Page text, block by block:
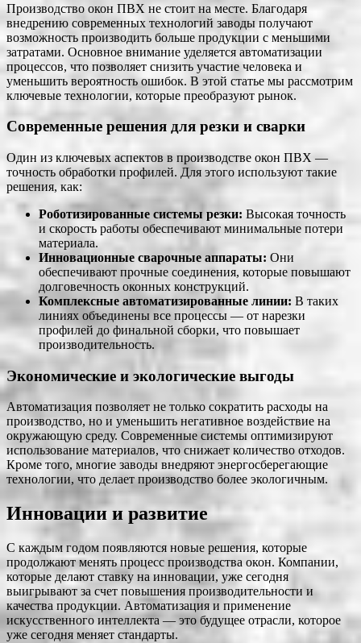
Производство окон ПВХ не стоит на месте. Благодаря
внедрению современных технологий заводы получают
возможность производить больше продукции с меньшими
затратами. Основное внимание уделяется автоматизации
процессов, что позволяет снизить участие человека и
уменьшить вероятность ошибок. В этой статье мы рассмотрим
ключевые технологии, которые преобразуют рынок.
Современные решения для резки и сварки
Один из ключевых аспектов в производстве окон ПВХ —
точность обработки профилей. Для этого используют такие
решения, как:
Роботизированные системы резки: Высокая точность
и скорость работы обеспечивают минимальные потери
материала.
Инновационные сварочные аппараты: Они
обеспечивают прочные соединения, которые повышают
долговечность оконных конструкций.
Комплексные автоматизированные линии: В таких
линиях объединены все процессы — от нарезки
профилей до финальной сборки, что повышает
производительность.
Экономические и экологические выгоды
Автоматизация позволяет не только сократить расходы на
производство, но и уменьшить негативное воздействие на
окружающую среду. Современные системы оптимизируют
использование материалов, что снижает количество отходов.
Кроме того, многие заводы внедряют энергосберегающие
технологии, что делает производство более экологичным.
Инновации и развитие
С каждым годом появляются новые решения, которые
продолжают менять процесс производства окон. Компании,
которые делают ставку на инновации, уже сегодня
выигрывают за счет повышения производительности и
качества продукции. Автоматизация и применение
искусственного интеллекта — это будущее отрасли, которое
уже сегодня меняет стандарты.